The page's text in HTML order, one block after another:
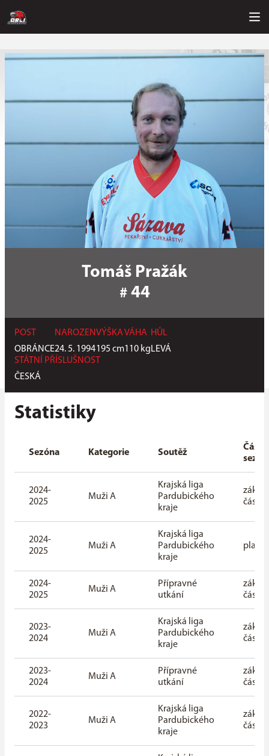
Tomáš Pražák
# 44
POST
OBRÁNCE
NAROZEN
24. 5. 1994
VÝŠKA
195 cm
VÁHA
110 kg
HŮL
LEVÁ
STÁTNÍ PŘÍSLUŠNOST
ČESKÁ
Statistiky
Sezóna Kategorie Soutěž
Část
2024-
2025
Muži A
Krajská liga
Pardubického
kraje
část
2024-
2025
Muži A
Krajská liga
Pardubického
kraje
2024-
2025
Muži A
Přípravné
utkání
část
2023-
2024
Muži A
Krajská liga
Pardubického
kraje
část
2023-
2024
Muži A
Přípravné
utkání
část
2022-
2023
Muži A
Krajská liga
Pardubického
kraje
část